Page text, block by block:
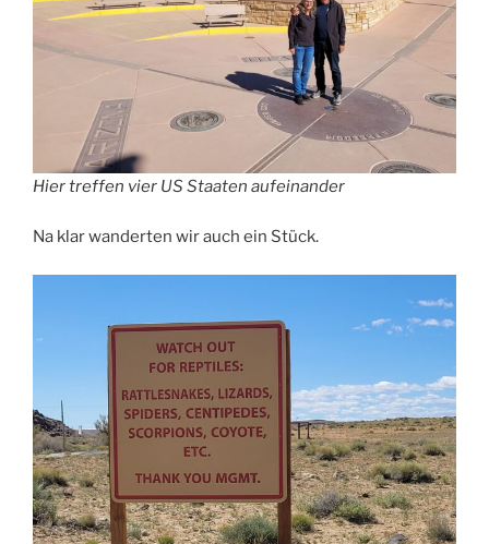
Hier treffen vier US Staaten aufeinander
Na klar wanderten wir auch ein Stück.